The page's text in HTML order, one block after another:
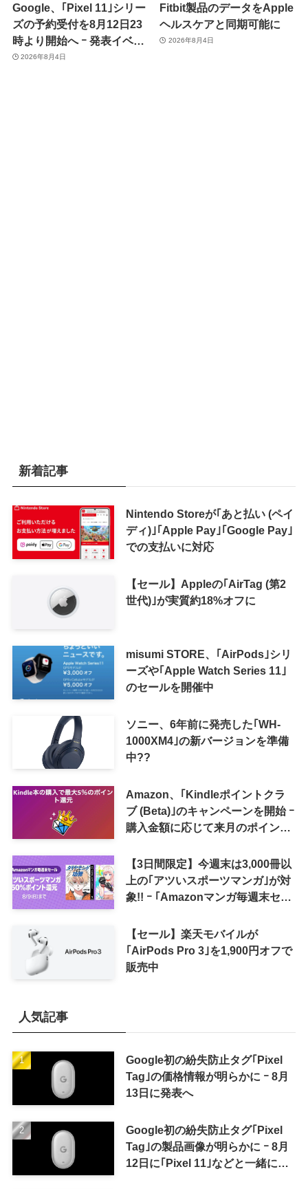
Google、｢Pixel 11｣シリー
ズの予約受付を8月12日23
時より開始へ ｰ 発表イベン
トは翌13日午前7時〜
2026年8月4日
Fitbit製品のデータをApple
ヘルスケアと同期可能に
2026年8月4日
新着記事
Nintendo Storeが｢あと払い (ペイ
ディ)｣｢Apple Pay｣｢Google Pay｣
での支払いに対応
【セール】Appleの｢AirTag (第2
世代)｣が実質約18%オフに
misumi STORE、｢AirPods｣シリ
ーズや｢Apple Watch Series 11｣
のセールを開催中
ソニー、6年前に発売した｢WH-
1000XM4｣の新バージョンを準備
中??
Amazon、｢Kindleポイントクラ
ブ (Beta)｣のキャンペーンを開始 ｰ
購入金額に応じて来月のポイント
【3日間限定】今週末は3,000冊以
上の｢アツいスポーツマンガ｣が対
象!! ｰ ｢Amazonマンガ毎週末セー
【セール】楽天モバイルが
｢AirPods Pro 3｣を1,900円オフで
販売中
人気記事
Google初の紛失防止タグ｢Pixel
Tag｣の価格情報が明らかに ｰ 8月
13日に発表へ
Google初の紛失防止タグ｢Pixel
Tag｣の製品画像が明らかに ｰ 8月
12日に｢Pixel 11｣などと一緒に発